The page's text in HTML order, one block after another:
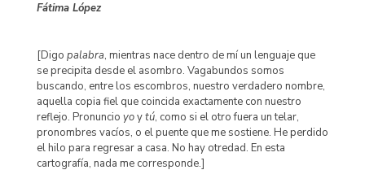
Fátima López
[Digo palabra, mientras nace dentro de mí un lenguaje que
se precipita desde el asombro. Vagabundos somos
buscando, entre los escombros, nuestro verdadero nombre,
aquella copia fiel que coincida exactamente con nuestro
reflejo. Pronuncio yoytú, como si el otro fuera un telar,
pronombres vacíos, o el puente que me sostiene. He perdido
el hilo para regresar a casa. No hay otredad. En esta
cartografía, nada me corresponde.]